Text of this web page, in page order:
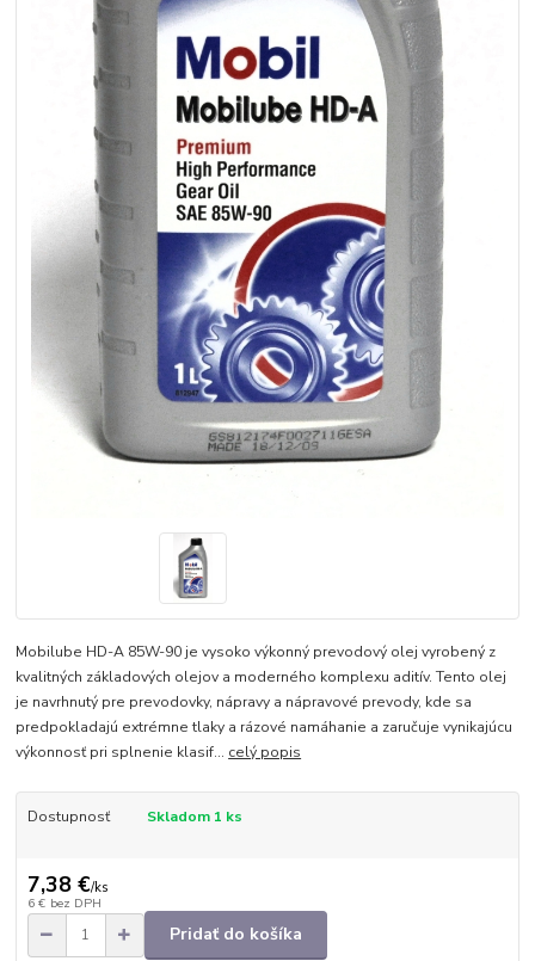
Mobilube HD-A 85W-90 je vysoko výkonný prevodový olej vyrobený z
kvalitných základových olejov a moderného komplexu aditív. Tento olej
je navrhnutý pre prevodovky, nápravy a nápravové prevody, kde sa
predpokladajú extrémne tlaky a rázové namáhanie a zaručuje vynikajúcu
výkonnosť pri splnenie klasif... celý popis
Dostupnosť Skladom 1 ks
7,38 €/ks
6 € bez DPH
Pridať do košíka